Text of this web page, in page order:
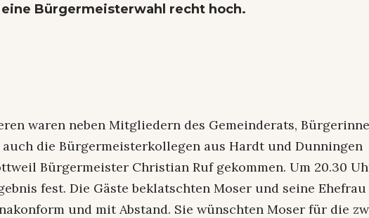
Bürgermeisterwahl recht hoch.
waren neben Mitgliedern des Gemeinderats,
die Bürgermeisterkollegen aus Hardt und Dunningen
Bürgermeister Christian Ruf gekommen. Um 20.30
fest. Die Gäste beklatschten Moser und seine Ehefrau
und mit Abstand. Sie wünschten Moser für die